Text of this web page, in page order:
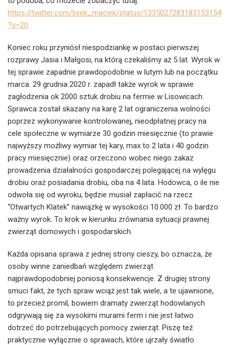
https://twitter.com/lisek_maciek/status/1335027283183153154
?s=20
Koniec roku przyniósł niespodziankę w postaci pierwszej
rozprawy Jasia i Małgosi, na którą czekaliśmy aż 5 lat. Wyrok w
tej sprawie zapadnie prawdopodobnie w lutym lub na początku
marca. 29 grudnia 2020 r. zapadł także wyrok w sprawie
zagłodzenia ok 2000 sztuk drobiu na fermie w Lisowicach.
Sprawca został skazany na karę 2 lat ograniczenia wolności
poprzez wykonywanie kontrolowanej, nieodpłatnej pracy na
cele społeczne w wymiarze 30 godzin miesięcznie (to prawie
najwyższy możliwy wymiar tej kary, max to 2 lata i 40 godzin
pracy miesięcznie) oraz orzeczono wobec niego zakaz
prowadzenia działalności gospodarczej polegającej na wylęgu
drobiu oraz posiadania drobiu, oba na 4 lata. Hodowca, o ile nie
odwoła się od wyroku, będzie musiał zapłacić na rzecz
“Otwartych Klatek” nawiązkę w wysokości 10.000 zł. To bardzo
ważny wyrok. To krok w kierunku zrównania sytuacji prawnej
zwierząt domowych i gospodarskich.
Każda opisana sprawa z jednej strony cieszy, bo oznacza, że
osoby winne zaniedbań względem zwierząt
najprawdopodobniej poniosą konsekwencje. Z drugiej strony
smuci fakt, że tych spraw wciąż jest tak wiele, a te ujawnione,
to przecież promil, bowiem dramaty zwierząt hodowlanych
odgrywają się za wysokimi murami ferm i nie jest łatwo
dotrzeć do potrzebujących pomocy zwierząt. Piszę też
praktycznie wyłącznie o sprawach, które ujrzały światło